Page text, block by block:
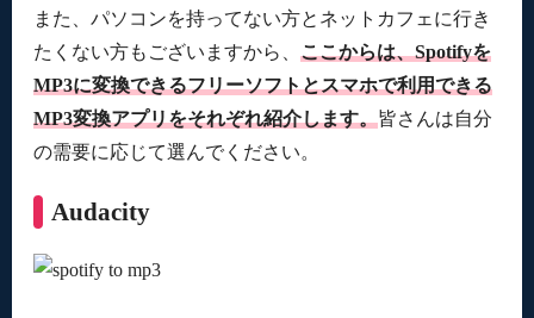
また、パソコンを持ってない方とネットカフェに行き
たくない方もございますから、 ここからは、Spotifyを
MP3に変換できるフリーソフトとスマホで利用できる
MP3変換アプリをそれぞれ紹介します。皆さんは自分
の需要に応じて選んでください。
Audacity